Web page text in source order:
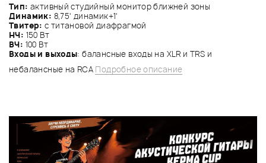
Тип: активный студийный монитор ближней зоны
Динамик: 8,75' динамик+1'
Твитер: с титановой диафрагмой
НЧ: 150 Вт
ВЧ: 100 Вт
Входы и выходы: балансные входы на XLR и TRS и
небалансные на RCA Подробное описание